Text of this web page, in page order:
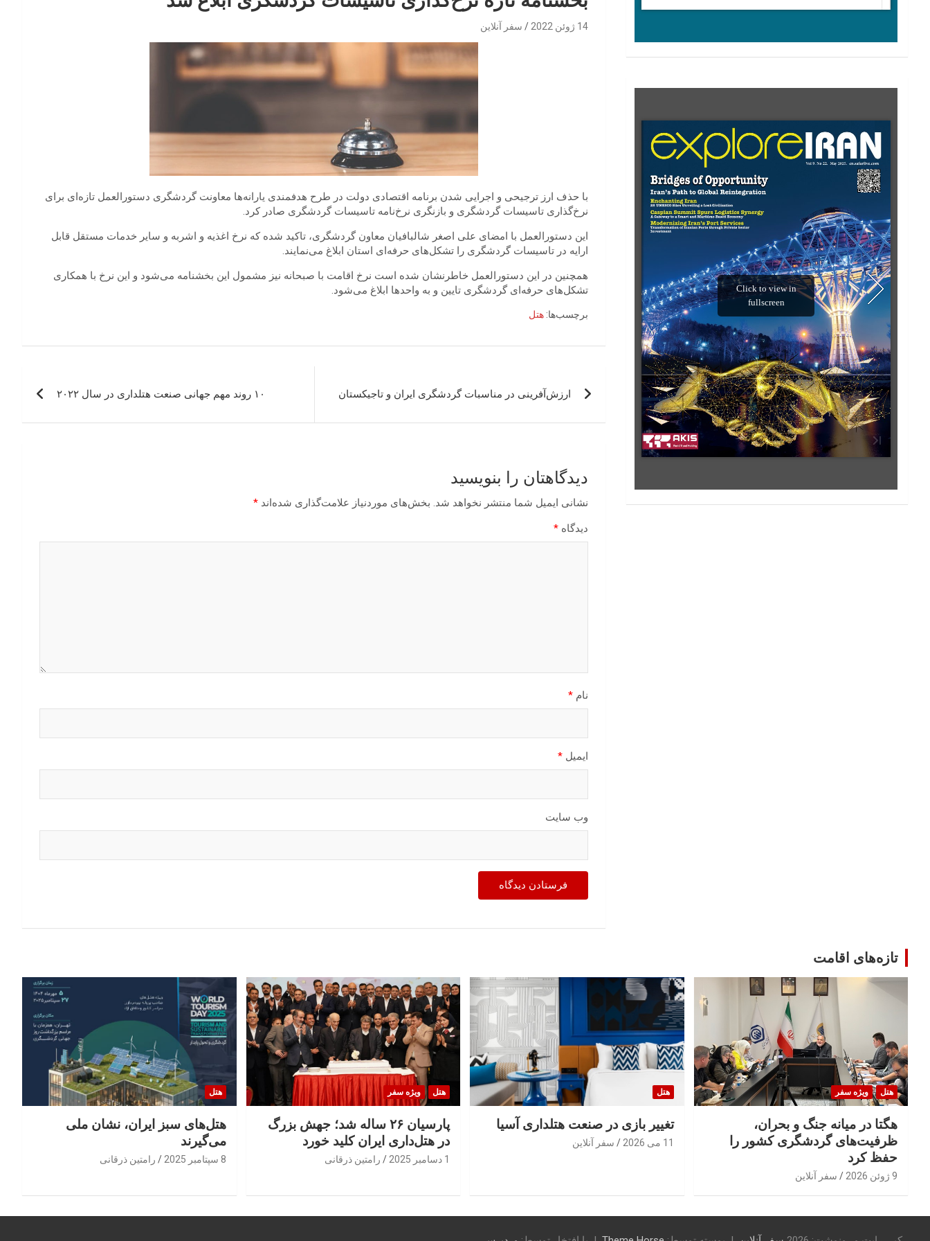
14 ژوئن 2022 سفر آنلاین
با حذف ارز ترجیحی و اجرایی شدن برنامه اقتصادی دولت در طرح هدفمندی‌ یارانه‌ها معاونت گردشگری دستورالعمل تازه‌ای برای
نرخ‌گذاری تاسیسات گردشگری و بازنگری نرخ‌نامه تاسیسات گردشگری صادر کرد.
این دستورالعمل با امضای علی اصغر شالبافیان معاون گردشگری، تاکید شده که نرخ اغذیه و اشربه و سایر خدمات مستقل قابل
ارایه در تاسیسات گردشگری را تشکل‌های حرفه‌ای استان ابلاغ می‌نمایند.
همچنین در این دستورالعمل خاطرنشان شده است نرخ اقامت با صبحانه نیز مشمول این بخشنامه می‌شود و این نرخ با همکاری
تشکل‌های حرفه‌ای گردشگری تایین و به واحدها ابلاغ می‌شود.
برچسب‌ها: هتل
نوشته
ارزش‌آفرینی در مناسبات گردشگری ایران و تاجیکستان ۱۰ روند مهم جهانی صنعت هتلداری در سال ۲۰۲۲
دیدگاهتان را بنویسید
نشانی ایمیل شما منتشر نخواهد شد. بخش‌های موردنیاز علامت‌گذاری شده‌اند *
دیدگاه *
نام *
ایمیل *
وب‌ سایت
تازه‌های اقامت
هتل ویژه سفر
هگتا در میانه جنگ و بحران،
ظرفیت‌های گردشگری کشور را
حفظ کرد
9 ژوئن 2026 سفر آنلاین
هتل
تغییر بازی در صنعت هتلداری آسیا
11 می 2026 سفر آنلاین
هتل ویژه سفر
پارسیان ۲۶ ساله شد؛ جهش بزرگ
در هتل‌داری ایران کلید خورد
1 دسامبر 2025 رامتین ذرقانی
هتل
هتل‌های سبز ایران، نشان ملی
می‌گیرند
8 سپتامبر 2025 رامتین ذرقانی